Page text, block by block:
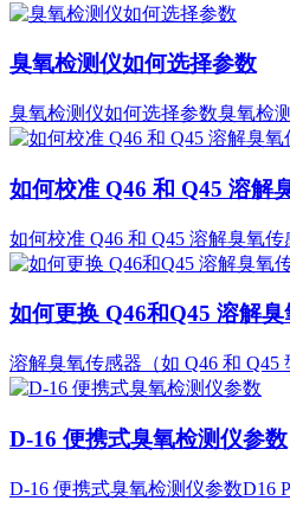
臭氧检测仪如何选择参数
臭氧检测仪如何选择参数臭氧检
如何校准 Q46 和 Q45 溶解
如何校准 Q46 和 Q45 溶解臭氧
如何更换 Q46和Q45 溶解
溶解臭氧传感器（如 Q46 和
D-16 便携式臭氧检测仪参数
D-16 便携式臭氧检测仪参数D16